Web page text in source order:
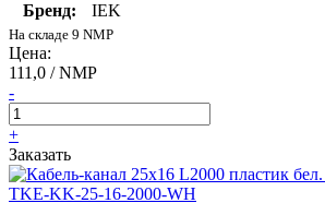
Бренд:
IEK
На складе 9 NMP
Цена:
111,0 / NMP
-
+
Заказать